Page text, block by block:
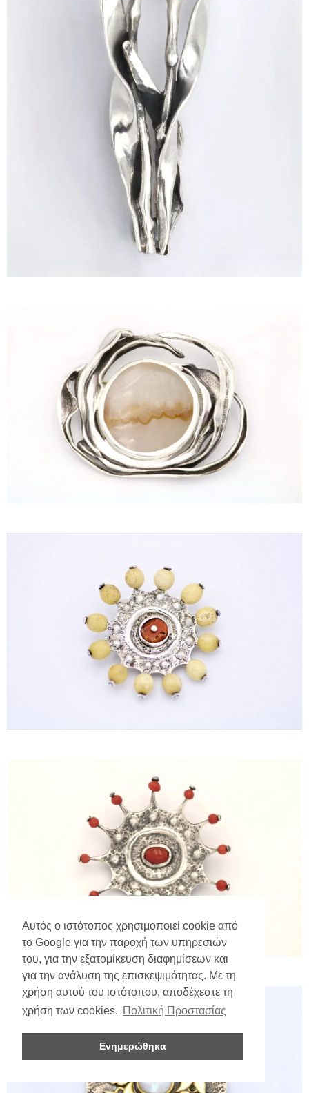
Αυτός ο ιστότοπος χρησιμοποιεί cookie από
το Google για την παροχή των υπηρεσιών
του, για την εξατομίκευση διαφημίσεων και
για την ανάλυση της επισκεψιμότητας. Με τη
χρήση αυτού του ιστότοπου, αποδέχεστε τη
χρήση των cookies. Πολιτική Προστασίας
Ενημερώθηκα